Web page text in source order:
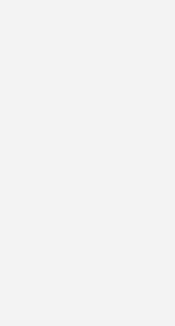
SBZ
von uns